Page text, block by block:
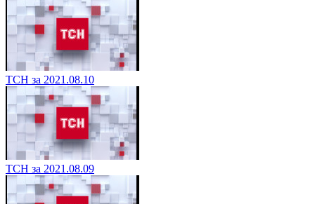
ТСН за 2021.08.10
ТСН за 2021.08.09